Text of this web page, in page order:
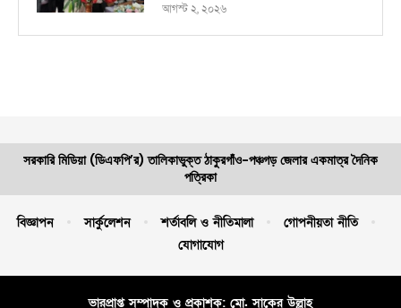
আগস্ট ২, ২০২৬
সরকারি মিডিয়া (ডিএফপি’র) তালিকাভুক্ত ঠাকুরগাঁও-পঞ্চগড় জেলার একমাত্র দৈনিক
পত্রিকা
বিজ্ঞাপন সার্কুলেশন শর্তাবলি ও নীতিমালা
গোপনীয়তা নীতি
যোগাযোগ
ভারপ্রাপ্ত সম্পাদক ও প্রকাশক: মো. সাকের উল্লাহ